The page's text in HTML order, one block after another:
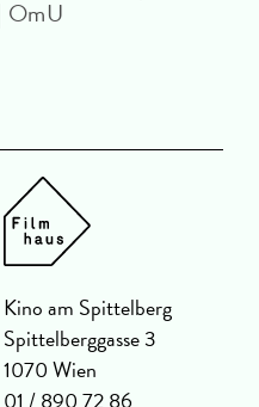
Kino am Spittelberg
Spittelberggasse 3
1070 Wien